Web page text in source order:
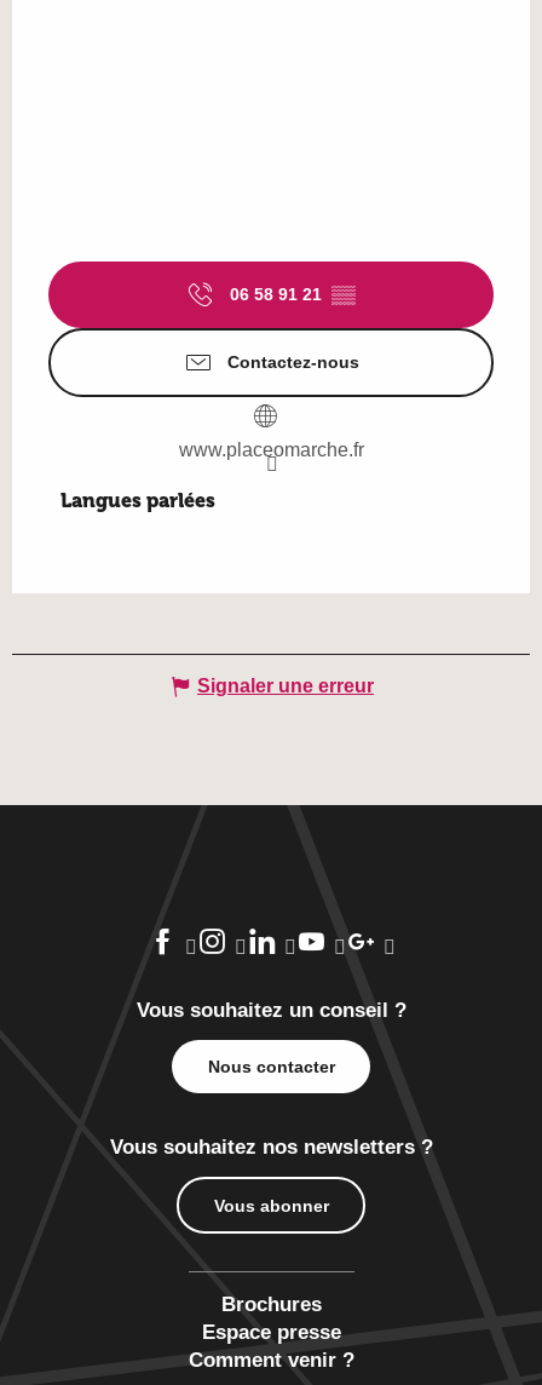
06 58 91 21 ▒▒
Contactez-nous
www.placeomarche.fr
Langues parlées
Langues parlées
Signaler une erreur
Vous souhaitez un conseil ?
Nous contacter
Vous souhaitez nos newsletters ?
Vous abonner
Brochures
Espace presse
Comment venir ?